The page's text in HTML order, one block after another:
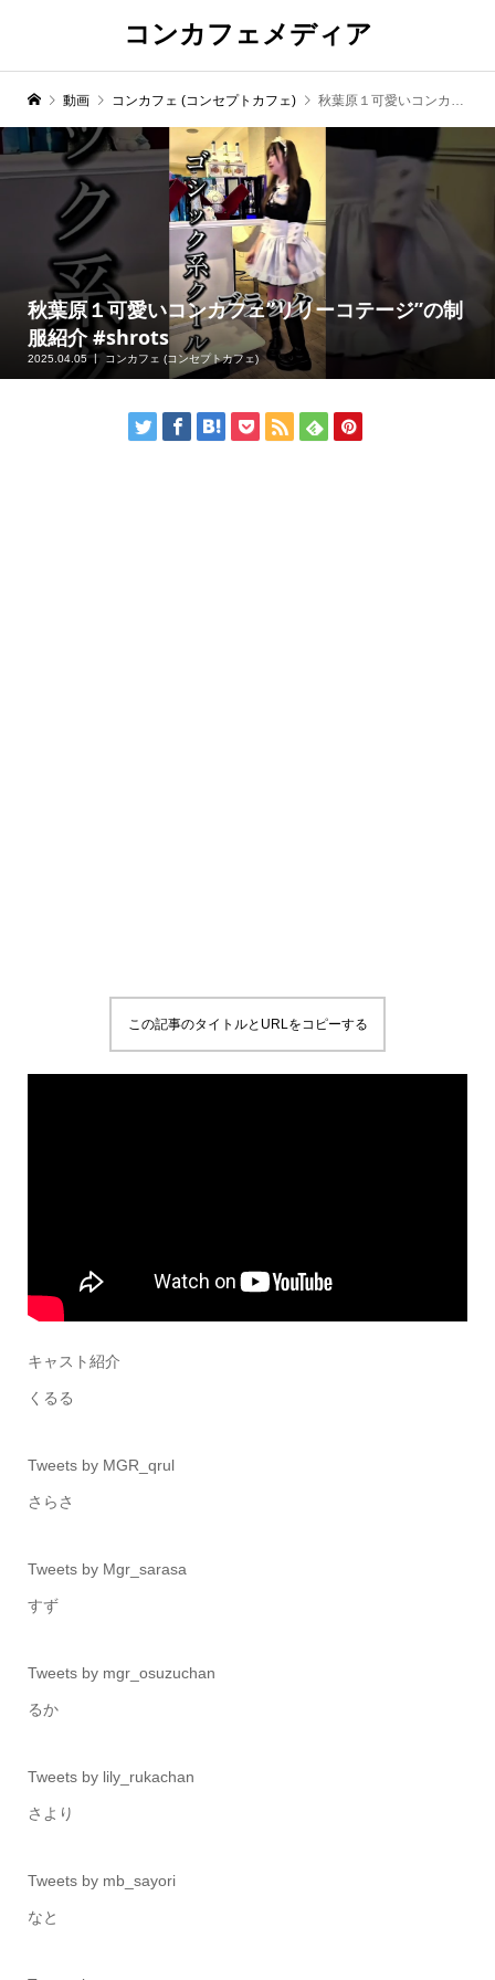
コンカフェメディア
動画 コンカフェ (コンセプトカフェ) 秋葉原１可愛いコンカフェ”リリーコテージ”の制服紹介 #shrots
秋葉原１可愛いコンカフェ”リリーコテージ”の制
服紹介 #shrots
2025.04.05 コンカフェ (コンセプトカフェ)
この記事のタイトルとURLをコピーする
キャスト紹介
くるる
Tweets by MGR_qrul
さらさ
Tweets by Mgr_sarasa
すず
Tweets by mgr_osuzuchan
るか
Tweets by lily_rukachan
さより
Tweets by mb_sayori
なと